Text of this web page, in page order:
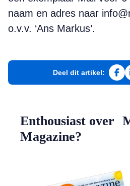
naam en adres naar
o.v.v. ‘Ans Markus’.
Deel dit artikel:
Enthousiast over
Magazine?